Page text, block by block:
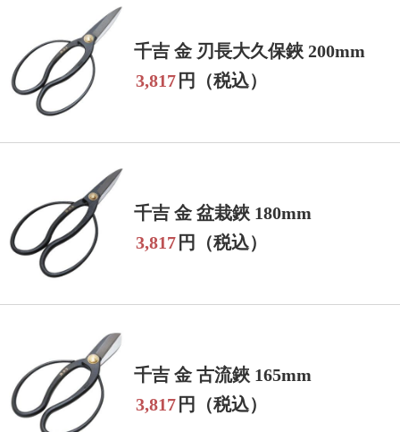
千吉 金 刃長大久保鋏 200mm
3,817 円（税込）
千吉 金 盆栽鋏 180mm
3,817 円（税込）
千吉 金 古流鋏 165mm
3,817 円（税込）